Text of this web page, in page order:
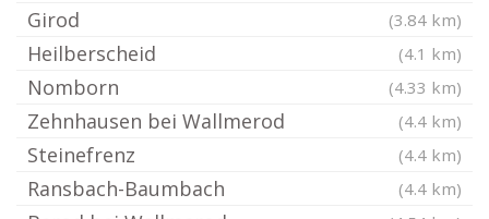
Girod (3.84 km)
Heilberscheid (4.1 km)
Nomborn (4.33 km)
Zehnhausen bei Wallmerod (4.4 km)
Steinefrenz (4.4 km)
Ransbach-Baumbach (4.4 km)